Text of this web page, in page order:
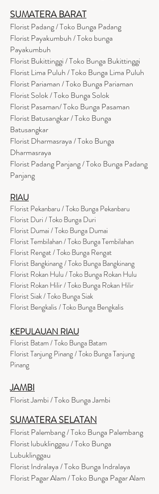
SUMATERA BARAT
Florist Padang / Toko Bunga Padang
Florist Payakumbuh / Toko bunga
Payakumbuh
Florist Bukittinggi / Toko Bunga Bukittinggi
Florist Lima Puluh / Toko Bunga Lima Puluh
Florist Pariaman / Toko Bunga Pariaman
Florist Solok / Toko Bunga Solok
Florist Pasaman/ Toko Bunga Pasaman
Florist Batusangkar / Toko Bunga
Batusangkar
Florist Dharmasraya / Toko Bunga
Dharmasraya
Florist Padang Panjang / Toko Bunga Padang
Panjang
RIAU
Florist Pekanbaru / Toko Bunga Pekanbaru
Florist Duri / Toko Bunga Duri
Florist Dumai / Toko Bunga Dumai
Florist Tembilahan / Toko Bunga Tembilahan
Florist Rengat / Toko Bunga Rengat
Florist Bangkinang / Toko Bunga Bangkinang
Florist Rokan Hulu / Toko Bunga Rokan Hulu
Florist Rokan Hilir / Toko Bunga Rokan Hilir
Florist Siak / Toko Bunga Siak
Florist Bengkalis / Toko Bunga Bengkalis
KEPULAUAN RIAU
Florist Batam / Toko Bunga Batam
Florist Tanjung Pinang / Toko Bunga Tanjung
Pinang
JAMBI
Florist Jambi / Toko Bunga Jambi
SUMATERA SELATAN
Florist Palembang / Toko Bunga Palembang
Florist lubuklinggau / Toko Bunga
Lubuklinggau
Florist Indralaya / Toko Bunga Indralaya
Florist Pagar Alam / Toko Bunga Pagar Alam